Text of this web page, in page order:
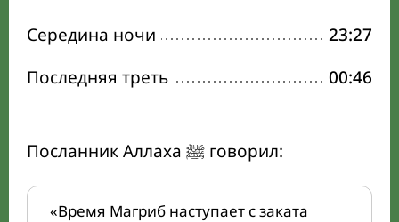
Середина ночи
23:27
Последняя треть
00:46
Посланник Аллаха ﷺ говорил:
«Время Магриб наступает с заката